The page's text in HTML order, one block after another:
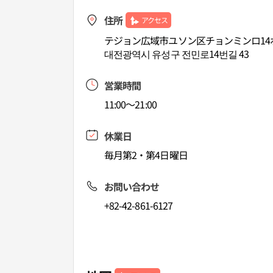
住所 アクセス
テジョン広域市ユソン区チョンミンロ
대전광역시 유성구 전민로14번길 43
営業時間
11:00～21:00
休業日
毎月第2・第4日曜日
お問い合わせ
+82-42-861-6127